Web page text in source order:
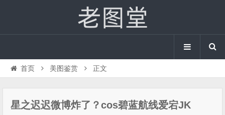
首页 美图鉴赏 正文
星之迟迟微博炸了？cos碧蓝航线爱宕JK